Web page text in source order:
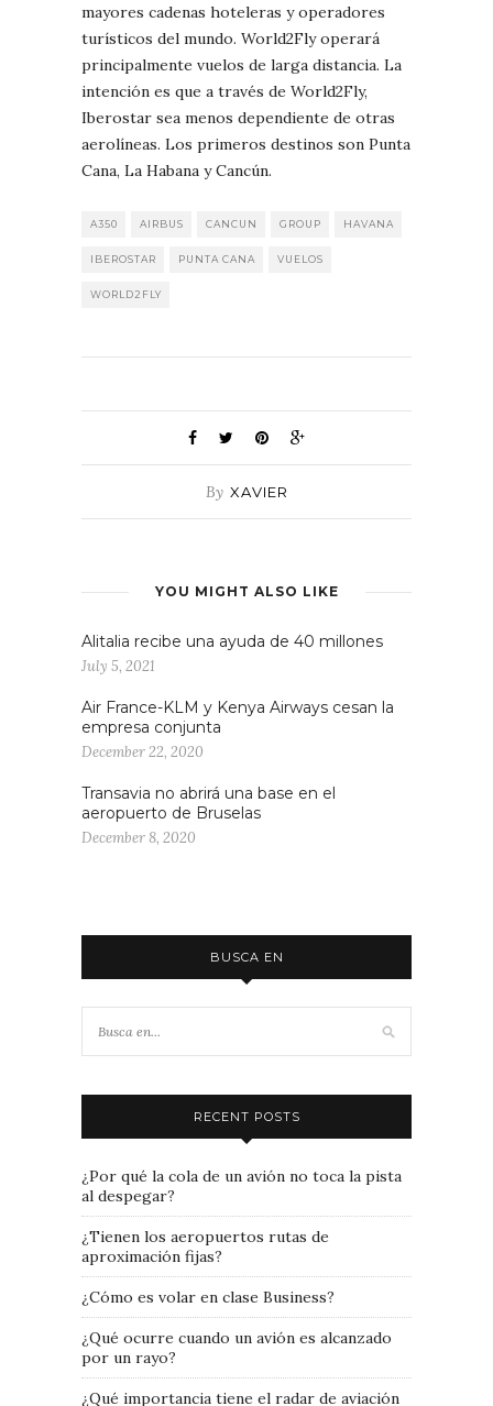
mayores cadenas hoteleras y operadores
turísticos del mundo. World2Fly operará
principalmente vuelos de larga distancia. La
intención es que a través de World2Fly,
Iberostar sea menos dependiente de otras
aerolíneas. Los primeros destinos son Punta
Cana, La Habana y Cancún.
A350 AIRBUS CANCUN GROUP HAVANA
IBEROSTAR PUNTA CANA VUELOS
WORLD2FLY
By XAVIER
YOU MIGHT ALSO LIKE
Alitalia recibe una ayuda de 40 millones
July 5, 2021
Air France-KLM y Kenya Airways cesan la
empresa conjunta
December 22, 2020
Transavia no abrirá una base en el
aeropuerto de Bruselas
December 8, 2020
BUSCA EN
RECENT POSTS
¿Por qué la cola de un avión no toca la pista
al despegar?
¿Tienen los aeropuertos rutas de
aproximación fijas?
¿Cómo es volar en clase Business?
¿Qué ocurre cuando un avión es alcanzado
por un rayo?
¿Qué importancia tiene el radar de aviación